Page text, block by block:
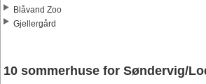
Blåvand Zoo
Gjellergård
10 sommerhuse for Søndervig/